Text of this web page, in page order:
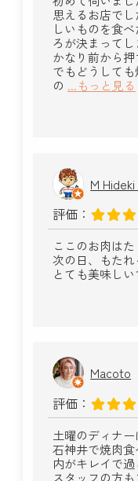
思えるお店で
しいものを食
ろが決まって
かなり前から
でもどうして
の ...もっと見る
M
評価：
ここのお肉は
次の日、もたれ
とても美味しい
Macoto
評価：
土曜のディナー
石神井で焼肉
内がキレイで過
スタッフの方